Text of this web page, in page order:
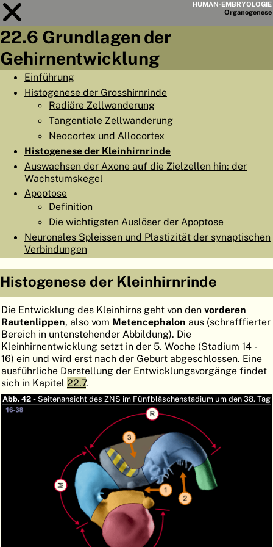
HUMAN-EMBRYOLOGIE
Organogenese
KAPITELLISTE
HOME
EMBRYOGENESE
ORGANOGENESE
ATLASEMBRYOLOGY
SUCHEN
FR
EN
22.6 Grundlagen der
Gehirnentwicklung
Einführung
Histogenese der Grosshirnrinde
Radiäre Zellwanderung
Tangentiale Zellwanderung
Neocortex und Allocortex
Histogenese der Kleinhirnrinde
Auswachsen der Axone auf die Zielzellen hin: der
Wachstumskegel
Apoptose
Definition
Die wichtigsten Auslöser der Apoptose
Neuronales Spleissen und Plastizität der synaptischen
Verbindungen
Histogenese der Kleinhirnrinde
Die Entwicklung des Kleinhirns geht von den vorderen
Rautenlippen, also vom Metencephalon aus (schrafffierter
Bereich in untenstehender Abbildung). Die
Kleinhirnentwicklung setzt in der 5. Woche (Stadium 14 -
16) ein und wird erst nach der Geburt abgeschlossen. Eine
ausführliche Darstellung der Entwicklungsvorgänge findet
sich in Kapitel 22.7.
Abb. 42 - Seitenansicht des ZNS im Fünfbläschenstadium um den 38. Tag